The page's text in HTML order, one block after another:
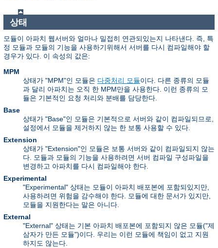
상태
모듈이 아파치 웹서버와 얼마나 밀접히 연관되있는지 나타낸다. 즉, 특
정 모듈과 모듈의 기능을 사용하기위해서 서버를 다시 컴파일해야 할
경우가 있다. 이 속성의 값은:
MPM
상태가 "MPM"인 모듈은 다중처리 모듈이다. 다른 종류의 모듈
과 달리 아파치는 오직 한 MPM만을 사용한다. 이런 종류의 모
듈은 기본적인 요청 처리와 분배를 담당한다.
Base
상태가 "Base"인 모듈은 기본적으로 서버와 같이 컴파일되므로,
설정에서 모듈을 제거하지 않는 한 보통 사용할 수 있다.
Extension
상태가 "Extension"인 모듈은 보통 서버와 같이 컴파일되지 않는
다. 모듈과 모듈의 기능을 사용하려면 서버 컴파일 구성파일을
변경하고 아파치를 다시 컴파일해야 한다.
Experimental
"Experimental" 상태는 모듈이 아파치 배포본에 포함되있지만,
사용하려면 위험을 감수해야 한다. 모듈에 대한 문서가 있지만,
모듈을 지원한다는 말은 아니다.
External
"External" 상태는 기본 아파치 배포본에 포함되지 않은 모듈("제
삼자가 만든 모듈")이다. 우리는 이런 모듈에 책임이 없고 지원
하지도 않는다.